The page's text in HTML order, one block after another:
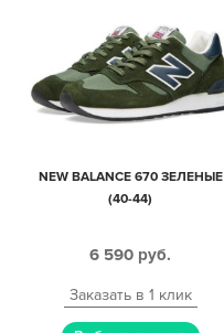
NEW BALANCE 670 ЗЕЛЕНЫЕ
(40-44)
6 590 руб.
Заказать в 1 клик